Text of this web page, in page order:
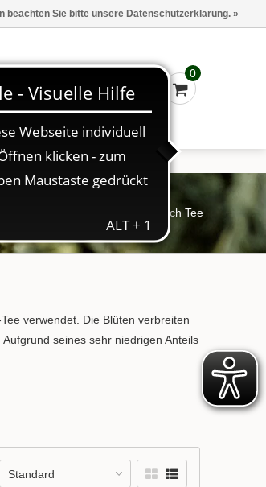
Kasse - €0,00 Anmelden
0
Honeybusch Tee
verwendet. Die Blüten verbreiten
seines sehr niedrigen Anteils
Standard
beachten Sie bitte unsere Datenschutzerklärung. »